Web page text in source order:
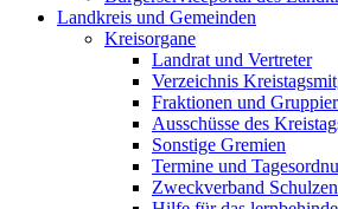
Landkreis und Gemeinden
Kreisorgane
Landrat und Vertreter
Verzeichnis
Fraktionen und
Ausschüsse des
Sonstige Gremien
Termine und
Zweckverband